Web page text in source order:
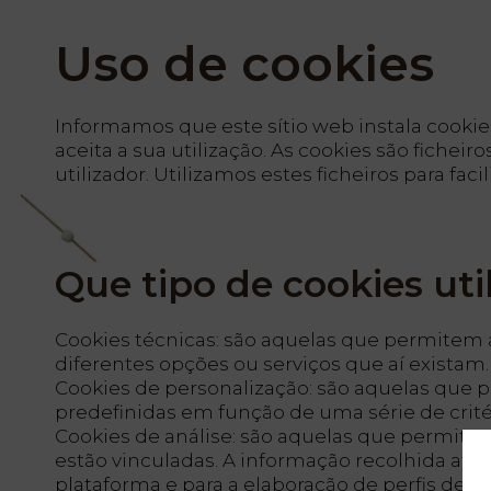
PT
ES
Início
Quartos
Uso de cookies
Informamos que este sítio web instala
aceita a sua utilização. As cookies são
utilizador. Utilizamos estes ficheiros para
Que tipo de cookies
Cookies técnicas: são aquelas que
diferentes opções ou serviços que aí existam.
Cookies de personalização: são aquelas
predefinidas em função de uma série de
Cookies de análise: são aquelas que
estão vinculadas. A informação recolhida
plataforma e para a elaboração de perfis de